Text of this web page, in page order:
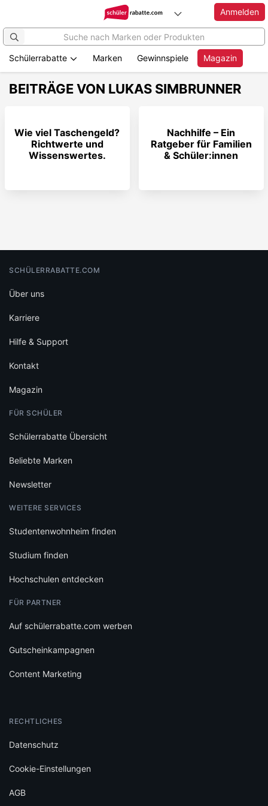
Anmelden
Schülerrabatte Marken Gewinnspiele Magazin
BEITRÄGE VON LUKAS SIMBRUNNER
Wie viel Taschengeld?
Richtwerte und
Wissenswertes.
Nachhilfe – Ein
Ratgeber für Familien
& Schüler:innen
SCHÜLERRABATTE.COM
Über uns
Karriere
Hilfe & Support
Kontakt
Magazin
FÜR SCHÜLER
Schülerrabatte Übersicht
Beliebte Marken
Newsletter
WEITERE SERVICES
Studentenwohnheim finden
Studium finden
Hochschulen entdecken
FÜR PARTNER
Auf schülerrabatte.com werben
Gutscheinkampagnen
Content Marketing
RECHTLICHES
Datenschutz
Cookie-Einstellungen
AGB